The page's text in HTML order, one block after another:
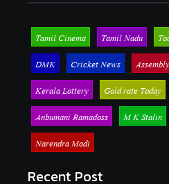
Tamil Cinema Tamil Nadu
DMK
Cricket News
Kerala Lottery
Gold rate Today
Anbumani Ramadoss
M K Stalin
Narendra Modi
Recent Post